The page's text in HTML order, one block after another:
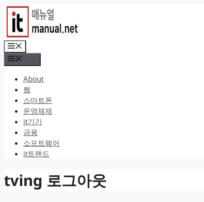
컨
로
건
너
뉴
About
웹
스마트폰
운영체제
it기기
금융
소프트웨어
it트랜드
tving 로그아웃